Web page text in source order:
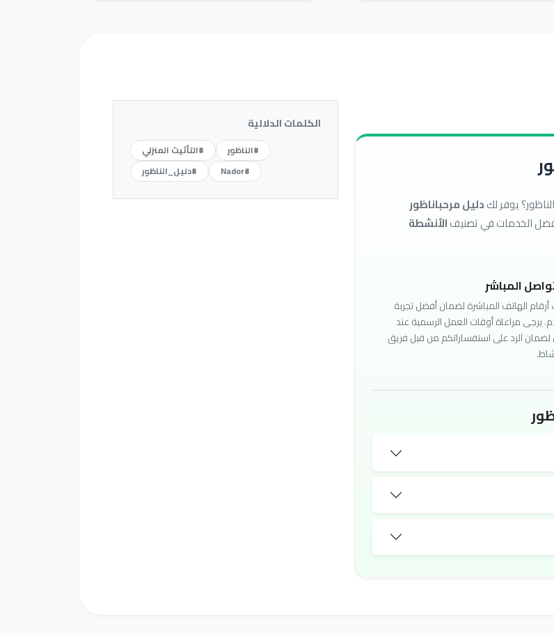
يوفر لكدليل مرحباناظور
الأنشطة
المباشر
أرقام الهاتف المباشرة لضمان أفضل تجربة
يرجى مراعاة أوقات العمل الرسمية عند
لضمان الرد على استفساراتكم من قبل فريق
الكلمات الدلالية
#الناظور
#التأثيث المنزلي
#Nador
#دليل_الناظور